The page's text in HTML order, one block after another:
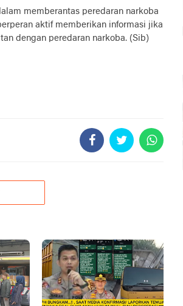
memberantas peredaran narkoba
aktif memberikan informasi jika
dengan peredaran narkoba. (Sib)